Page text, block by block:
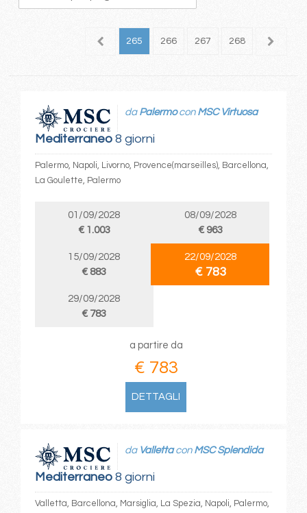
264 265 266 267 268 269
Mediterraneo8 giorni
da Palermocon MSC Virtuosa
Palermo, Napoli, Livorno, Provence(marseilles), Barcellona,
La Goulette, Palermo
01/09/2028
€ 1.003
08/09/2028
€ 963
15/09/2028
€ 883
22/09/2028
€ 783
29/09/2028
€ 783
a partire da
€ 783
DETTAGLI
Mediterraneo8 giorni
da Vallettacon MSC Splendida
Valletta, Barcellona, Marsiglia, La Spezia, Napoli, Palermo,